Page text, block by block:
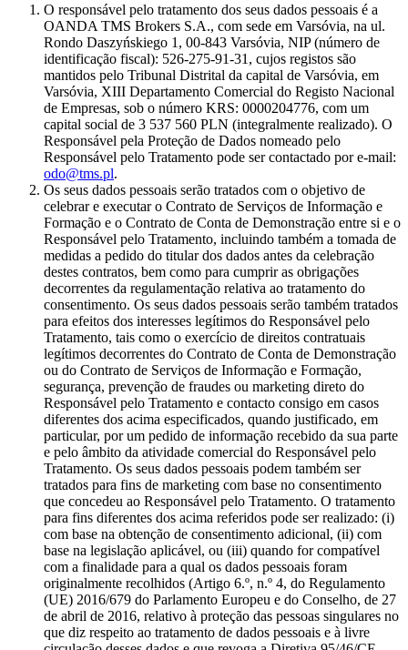
O responsável pelo tratamento dos seus dados pessoais é a
OANDA TMS Brokers S.A., com sede em Varsóvia, na ul.
Rondo Daszyńskiego 1, 00-843 Varsóvia, NIP (número de
identificação fiscal): 526-275-91-31, cujos registos são
mantidos pelo Tribunal Distrital da capital de Varsóvia, em
Varsóvia, XIII Departamento Comercial do Registo Nacional
de Empresas, sob o número KRS: 0000204776, com um
capital social de 3 537 560 PLN (integralmente realizado). O
Responsável pela Proteção de Dados nomeado pelo
Responsável pelo Tratamento pode ser contactado por e-mail:
odo@tms.pl.
Os seus dados pessoais serão tratados com o objetivo de
celebrar e executar o Contrato de Serviços de Informação e
Formação e o Contrato de Conta de Demonstração entre si e o
Responsável pelo Tratamento, incluindo também a tomada de
medidas a pedido do titular dos dados antes da celebração
destes contratos, bem como para cumprir as obrigações
decorrentes da regulamentação relativa ao tratamento do
consentimento. Os seus dados pessoais serão também tratados
para efeitos dos interesses legítimos do Responsável pelo
Tratamento, tais como o exercício de direitos contratuais
legítimos decorrentes do Contrato de Conta de Demonstração
ou do Contrato de Serviços de Informação e Formação,
segurança, prevenção de fraudes ou marketing direto do
Responsável pelo Tratamento e contacto consigo em casos
diferentes dos acima especificados, quando justificado, em
particular, por um pedido de informação recebido da sua parte
e pelo âmbito da atividade comercial do Responsável pelo
Tratamento. Os seus dados pessoais podem também ser
tratados para fins de marketing com base no consentimento
que concedeu ao Responsável pelo Tratamento. O tratamento
para fins diferentes dos acima referidos pode ser realizado: (i)
com base na obtenção de consentimento adicional, (ii) com
base na legislação aplicável, ou (iii) quando for compatível
com a finalidade para a qual os dados pessoais foram
originalmente recolhidos (Artigo 6.º, n.º 4, do Regulamento
(UE) 2016/679 do Parlamento Europeu e do Conselho, de 27
de abril de 2016, relativo à proteção das pessoas singulares no
que diz respeito ao tratamento de dados pessoais e à livre